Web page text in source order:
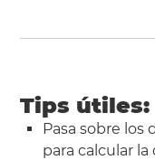
Tips útiles:
Pasa sobre los
para calcular la